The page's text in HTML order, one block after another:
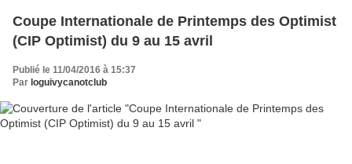
Coupe Internationale de Printemps des Optimist
(CIP Optimist) du 9 au 15 avril
Publié le 11/04/2016 à 15:37
Par loguivycanotclub